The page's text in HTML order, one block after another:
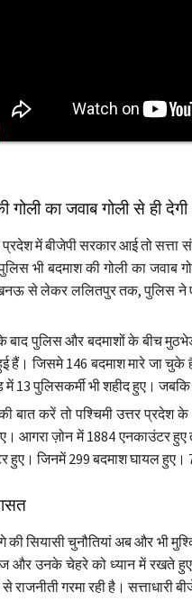
गोली का जवाब गोली से ही देगी
प्रदेश में बीजेपी सरकार आई तो
भी बदमाश की गोली का जवाब
से लेकर ललितपुर तक, पुलिस ने
के बाद पुलिस और बदमाशों के बीच
हैं। जिसमे 146 बदमाश मारे जा चुके
13 पुलिसकर्मी भी शहीद हुए।
करें तो पश्चिमी उत्तर प्रदेश
आगरा ज़ोन में 1884 एनकाउंटर
हुए। जिनमें 299 बदमाश घायल हुए।
सियासी चुनौतियां अब और भी
और उनके चेहरे को ध्यान में रखते
गरमा रही है। सत्ताधारी